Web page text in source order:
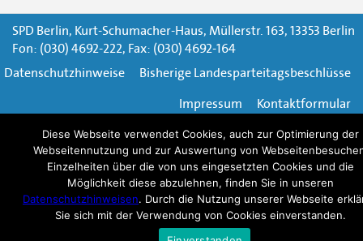
SPD Berlin, Kurt-Schumacher-Haus, Müllerstr. 163, 13353 Berlin
Fon: (030) 4692-222, Fax: (030) 4692-164
Datenschutzhinweise
Bisherige Landesparteitagsbeschlüsse
Impressum
Kontaktformular
Diese Webseite verwendet Cookies, auch zur Optimierung der
Webseitennutzung und zur Auswertung von
Einzelheiten über die von uns eingesetzten Cookies und die
Möglichkeit diese abzulehnen, finden Sie in unseren
Datenschutzhinweisen. Durch die Nutzung unserer Webseite
Sie sich mit der Verwendung von Cookies einverstanden.